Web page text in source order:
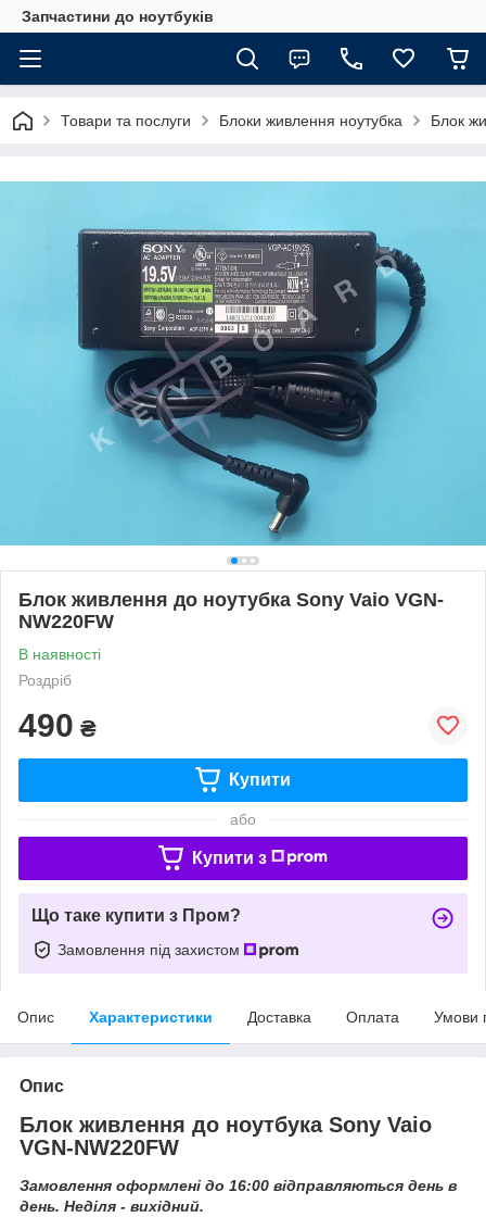
Запчастини до ноутбуків
Товари та послуги Блоки живлення ноутубка Блок
Блок живлення до ноутубка Sony Vaio VGN-
NW220FW
В наявності
Роздріб
490 ₴
Купити
або
Купити з
Що таке купити з Пром?
Замовлення під захистом
Опис Характеристики Доставка Оплата Умови
Опис
Блок живлення до ноутбука Sony Vaio
VGN-NW220FW
Замовлення оформлені до 16:00 відправляються день в
день. Неділя - вихідний.